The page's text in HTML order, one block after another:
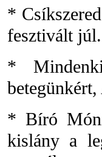
*
fesztivált
*
* Bíró
kislány a